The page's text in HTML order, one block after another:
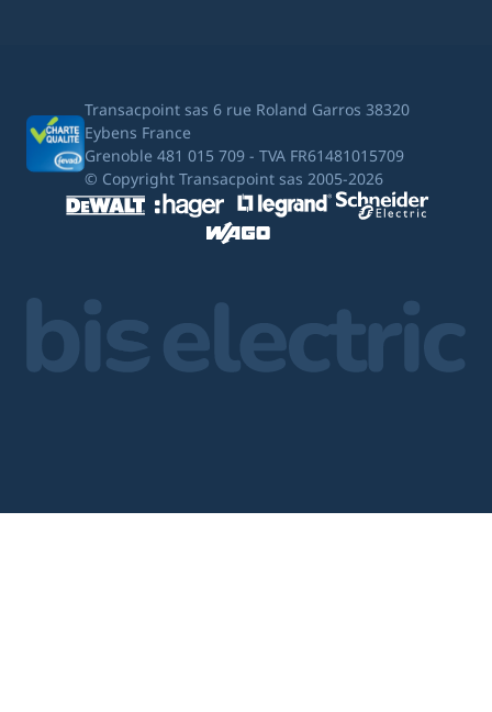
Transacpoint sas 6 rue Roland Garros 38320
Eybens France
Grenoble 481 015 709 - TVA FR61481015709
© Copyright Transacpoint sas 2005-2026